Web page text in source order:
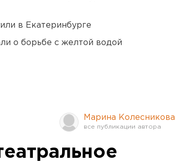
в Екатеринбурге
о борьбе с желтой водой
Марина Колесникова